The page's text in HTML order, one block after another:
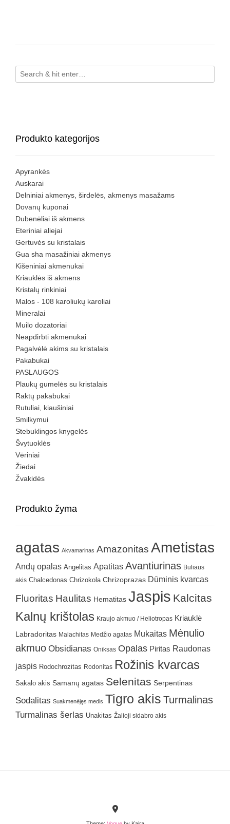
Produkto kategorijos
Apyrankės
Auskarai
Delniniai akmenys, širdelės, akmenys masažams
Dovanų kuponai
Dubenėliai iš akmens
Eteriniai aliejai
Gertuvės su kristalais
Gua sha masažiniai akmenys
Kišeniniai akmenukai
Kriauklės iš akmens
Kristalų rinkiniai
Malos - 108 karoliukų karoliai
Mineralai
Muilo dozatoriai
Neapdirbti akmenukai
Pagalvėlė akims su kristalais
Pakabukai
PASLAUGOS
Plaukų gumelės su kristalais
Raktų pakabukai
Rutuliai, kiaušiniai
Smilkymui
Stebuklingos knygelės
Švytuoklės
Vėriniai
Žiedai
Žvakidės
Produkto žyma
agatas Akvamarinas Amazonitas Ametistas
Andų opalas Angelitas Apatitas Avantiurinas Buliaus
akis Chalcedonas Chrizokola Chrizoprazas Dūminis kvarcas
Fluoritas Haulitas Hematitas Jaspis Kalcitas
Kalnų krištolas Kraujo akmuo / Heliotropas Kriauklė
Labradoritas Malachitas Medžio agatas Mukaitas Mėnulio
akmuo Obsidianas Oniksas Opalas Piritas Raudonas
jaspis Rodochrozitas Rodonitas Rožinis kvarcas
Sakalo akis Samanų agatas Selenitas Serpentinas
Sodalitas Suakmenėjęs medis Tigro akis Turmalinas
Turmalinas šerlas Unakitas Žalioji sidabro akis